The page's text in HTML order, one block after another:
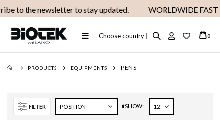
to the newsletter to stay updated. WORLDWIDE FAST
Toggle
Nav
Choose country Cart
0
PRODUCTS EQUIPMENTS PENS
FILTER Set
SHOW